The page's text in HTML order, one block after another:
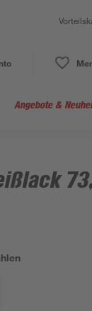
Angebote &